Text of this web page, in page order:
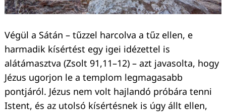
Végül a Sátán – tűzzel harcolva a tűz ellen, e
harmadik kísértést egy igei idézettel is
alátámasztva (Zsolt 91,11–12) – azt javasolta, hogy
Jézus ugorjon le a templom legmagasabb
pontjáról. Jézus nem volt hajlandó próbára tenni
Istent, és az utolsó kísértésnek is úgy állt ellen,
Keresés: